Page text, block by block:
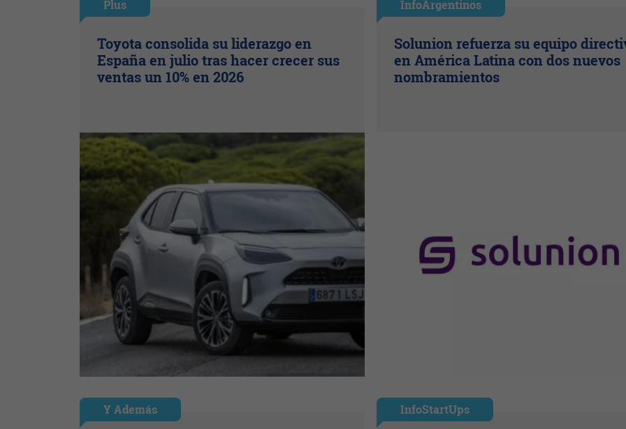
Plus
Toyota consolida su liderazgo en
España en julio tras hacer crecer sus
ventas un 10% en 2026
InfoArgentinos
Solunion refuerza su equipo
en América Latina con dos nuevos
nombramientos
Y Además InfoStartUps